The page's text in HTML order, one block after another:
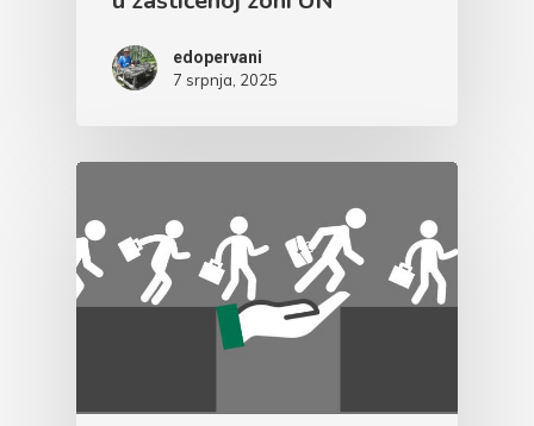
edopervani
7 srpnja, 2025